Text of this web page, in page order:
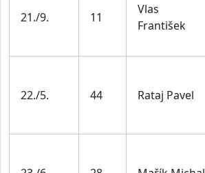
21./9. 11
Vlas
František
22./5. 44 Rataj Pavel